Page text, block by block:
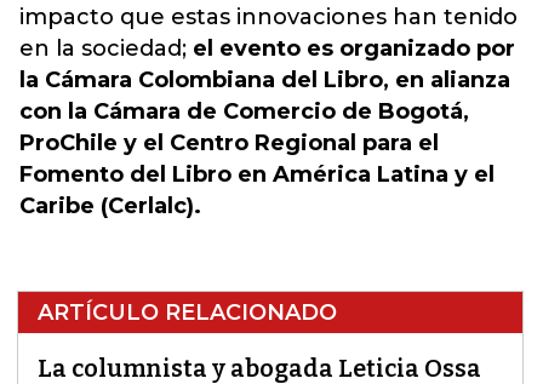
impacto que estas innovaciones han tenido
en la sociedad; el evento es organizado por
la Cámara Colombiana del Libro, en alianza
con la Cámara de Comercio de Bogotá,
ProChile y el Centro Regional para el
Fomento del Libro en América Latina y el
Caribe (Cerlalc).
ARTÍCULO RELACIONADO
La columnista y abogada Leticia Ossa